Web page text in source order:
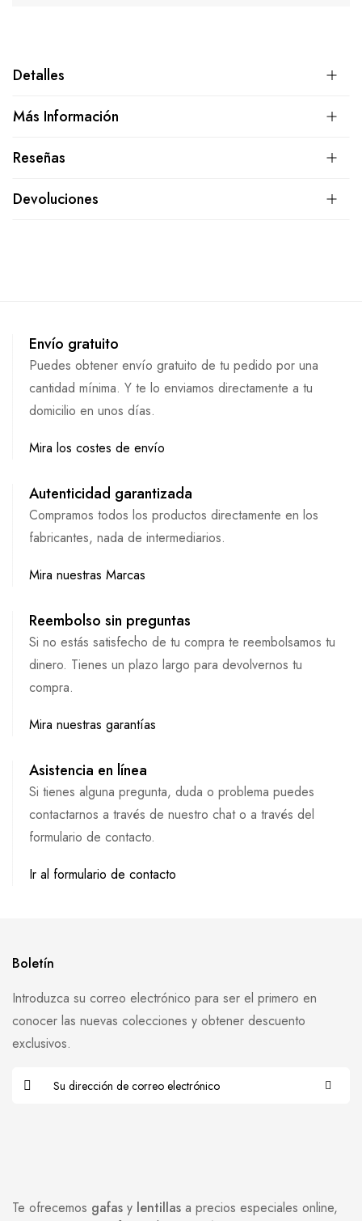
Detalles
Más Información
Reseñas
Devoluciones
Envío gratuito
Puedes obtener envío gratuito de tu pedido por una
cantidad mínima. Y te lo enviamos directamente a tu
domicilio en unos días.
Mira los costes de envío
Autenticidad garantizada
Compramos todos los productos directamente en los
fabricantes, nada de intermediarios.
Mira nuestras Marcas
Reembolso sin preguntas
Si no estás satisfecho de tu compra te reembolsamos tu
dinero. Tienes un plazo largo para devolvernos tu
compra.
Mira nuestras garantías
Asistencia en línea
Si tienes alguna pregunta, duda o problema puedes
contactarnos a través de nuestro chat o a través del
formulario de contacto.
Ir al formulario de contacto
Te ofrecemos gafas y lentillas a precios especiales online,
Boletín
Introduzca su correo electrónico para ser el primero en
conocer las nuevas colecciones y obtener descuento
exclusivos.